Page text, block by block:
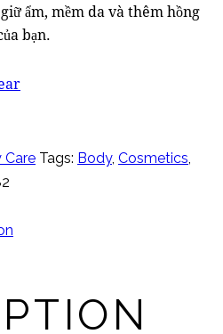
ẩm, mềm da và thêm hồng
bạn.
Care Tags: Body, Cosmetics